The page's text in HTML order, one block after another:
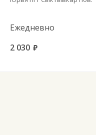
Ежедневно
2 030 руб.